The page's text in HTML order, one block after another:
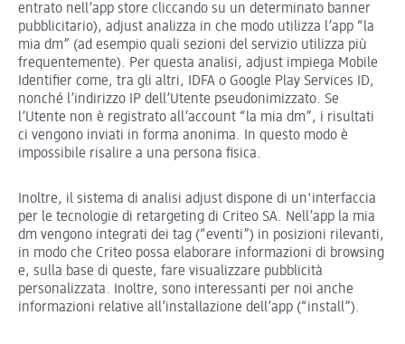
entrato nell’app store cliccando su un determinato banner
pubblicitario), adjust analizza in che modo utilizza l’app “la
mia dm” (ad esempio quali sezioni del servizio utilizza più
frequentemente). Per questa analisi, adjust impiega Mobile
Identifier come, tra gli altri, IDFA o Google Play Services ID,
nonché l’indirizzo IP dell’Utente pseudonimizzato. Se
l’Utente non è registrato all’account “la mia dm”, i risultati
ci vengono inviati in forma anonima. In questo modo è
impossibile risalire a una persona fisica.
Inoltre, il sistema di analisi adjust dispone di un'interfaccia
per le tecnologie di retargeting di Criteo SA. Nell’app la mia
dm vengono integrati dei tag (“eventi”) in posizioni rilevanti,
in modo che Criteo possa elaborare informazioni di browsing
e, sulla base di queste, fare visualizzare pubblicità
personalizzata. Inoltre, sono interessanti per noi anche
informazioni relative all’installazione dell’app (“install”).